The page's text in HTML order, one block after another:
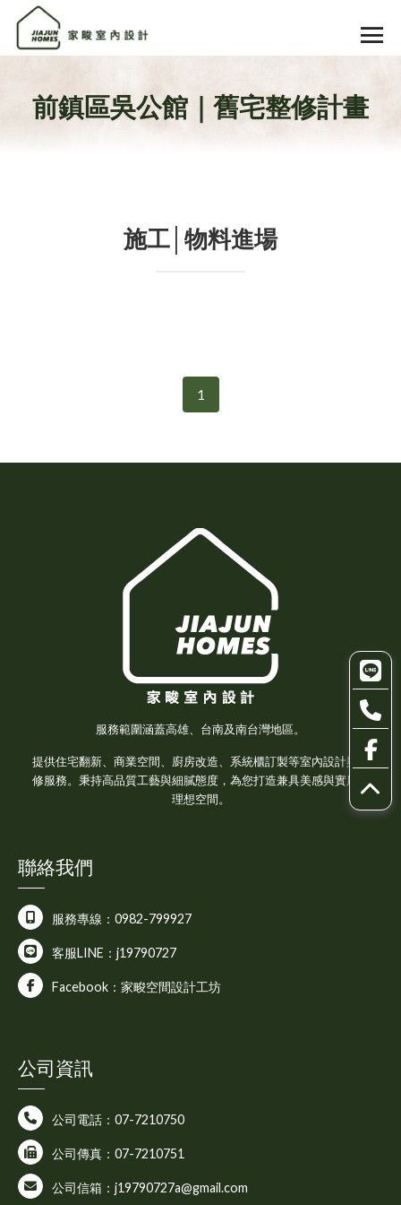
前鎮區吳公館｜舊宅整修計畫
施工│物料進場
1
服務範圍涵蓋高雄、台南及南台灣地區。
提供住宅翻新、商業空間、廚房改造、系統櫃訂製等室內設計與裝
修服務。秉持高品質工藝與細膩態度，為您打造兼具美感與實用的
理想空間。
聯絡我們
服務專線：0982-799927
客服LINE：j19790727
Facebook：家畯空間設計工坊
公司資訊
公司電話：07-7210750
公司傳真：07-7210751
公司信箱：j19790727a@gmail.com